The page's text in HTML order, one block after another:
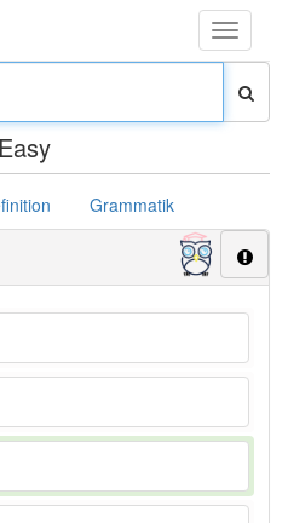
Toggle
Easy
Grammatik